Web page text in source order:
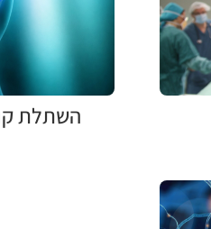
השתלת